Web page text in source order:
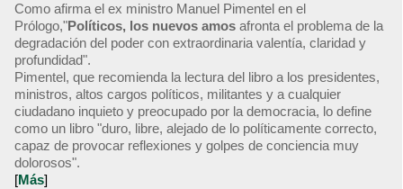
Como afirma el ex ministro Manuel Pimentel en el
Prólogo,"Políticos, los nuevos amos afronta el problema de la
degradación del poder con extraordinaria valentía, claridad y
profundidad".
Pimentel, que recomienda la lectura del libro a los presidentes,
ministros, altos cargos políticos, militantes y a cualquier
ciudadano inquieto y preocupado por la democracia, lo define
como un libro "duro, libre, alejado de lo políticamente correcto,
capaz de provocar reflexiones y golpes de conciencia muy
dolorosos".
[Más]